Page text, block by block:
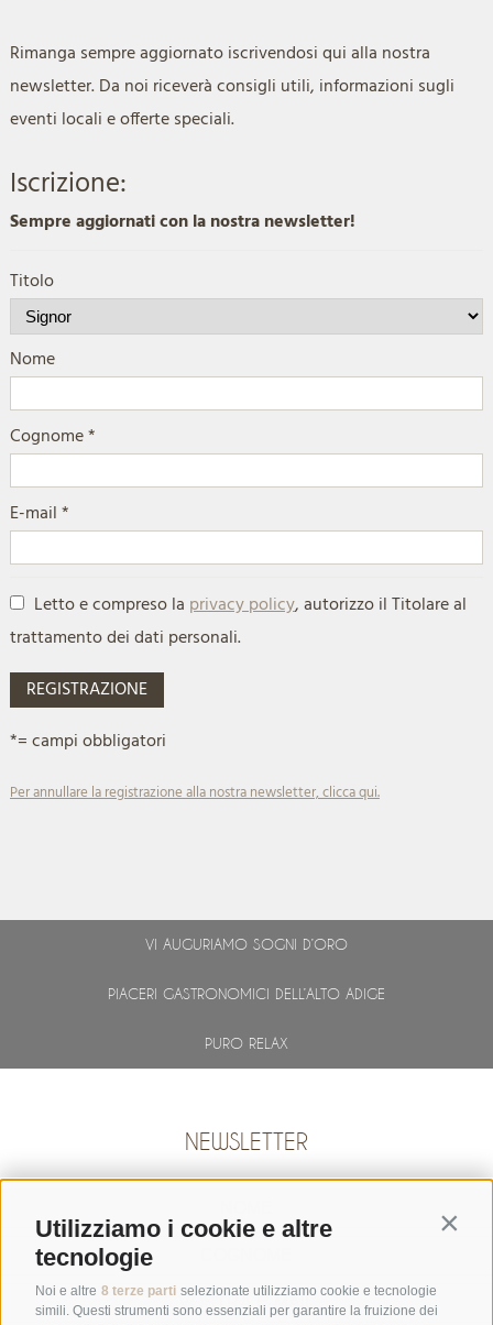
Utilizziamo i cookie e altre
tecnologie
Noi e altre 8 terze parti selezionate utilizziamo cookie e tecnologie
simili. Questi strumenti sono essenziali per garantire la fruizione dei
Rimanga sempre aggiornato iscrivendosi qui alla nostra
newsletter. Da noi riceverà consigli utili, informazioni sugli
eventi locali e offerte speciali.
Iscrizione:
Sempre aggiornati con la nostra newsletter!
Titolo
Nome
Cognome *
E-mail *
Letto e compreso la privacy policy, autorizzo il Titolare al
trattamento dei dati personali.
REGISTRAZIONE
*= campi obbligatori
Per annullare la registrazione alla nostra newsletter, clicca qui.
VI AUGURIAMO SOGNI D’ORO
PIACERI GASTRONOMICI DELL’ALTO ADIGE
PURO RELAX
NEWSLETTER